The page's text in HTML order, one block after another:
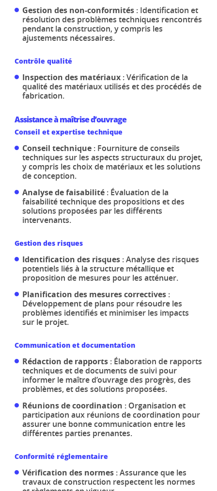
Gestion des non-conformités : Identification et
résolution des problèmes techniques rencontrés
pendant la construction, y compris les
ajustements nécessaires.
Contrôle qualité
Inspection des matériaux : Vérification de la
qualité des matériaux utilisés et des procédés de
fabrication.
Assistance à maîtrise d’ouvrage
Conseil et expertise technique
Conseil technique : Fourniture de conseils
techniques sur les aspects structuraux du projet,
y compris les choix de matériaux et les solutions
de conception.
Analyse de faisabilité : Évaluation de la
faisabilité technique des propositions et des
solutions proposées par les différents
intervenants.
Gestion des risques
Identification des risques : Analyse des risques
potentiels liés à la structure métallique et
proposition de mesures pour les atténuer.
Planification des mesures correctives :
Développement de plans pour résoudre les
problèmes identifiés et minimiser les impacts
sur le projet.
Communication et documentation
Rédaction de rapports : Élaboration de rapports
techniques et de documents de suivi pour
informer le maître d’ouvrage des progrès, des
problèmes, et des solutions proposées.
Réunions de coordination : Organisation et
participation aux réunions de coordination pour
assurer une bonne communication entre les
différentes parties prenantes.
Conformité réglementaire
Vérification des normes : Assurance que les
travaux de construction respectent les normes